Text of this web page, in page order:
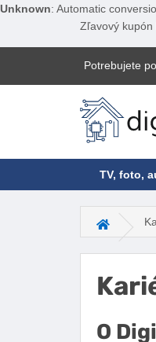
Unknown: Automatic
Zľavový kupón
Potrebujete
TV, foto,
Hlavná
O